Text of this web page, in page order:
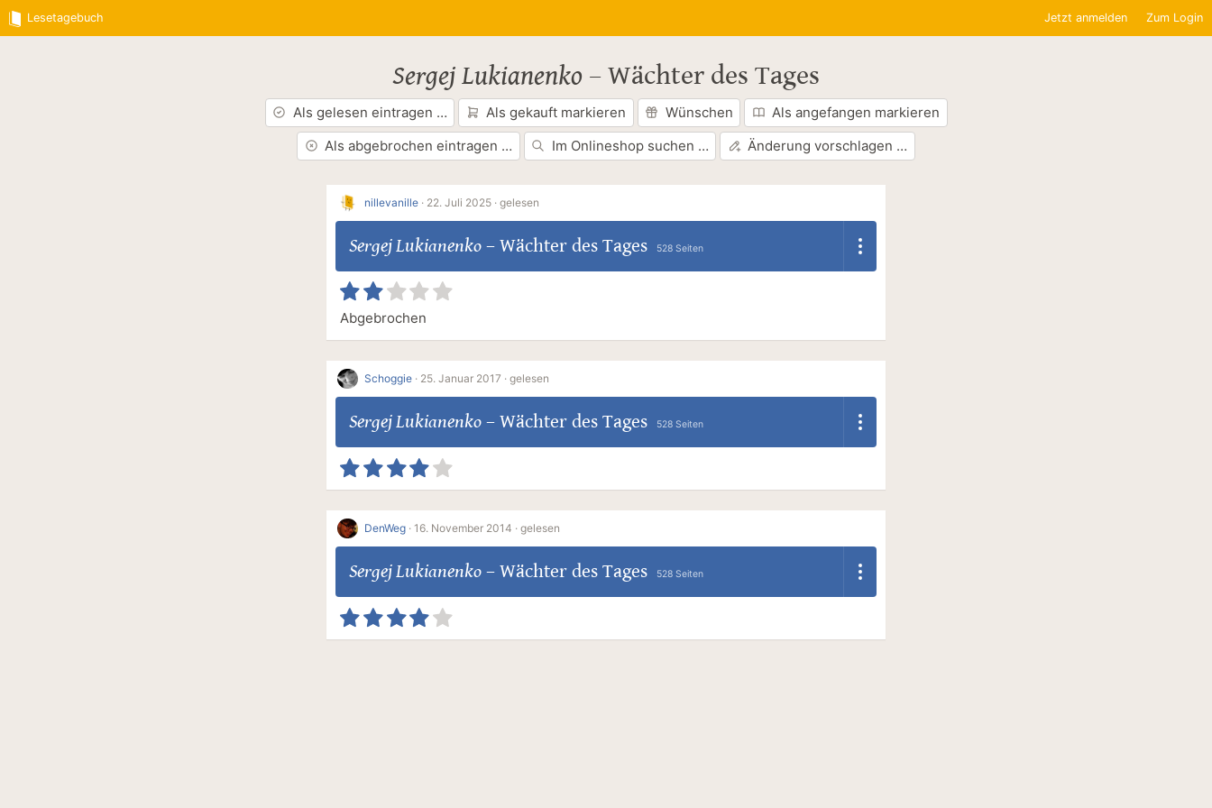
Lesetagebuch Jetzt anmelden Zum Login
Sergej Lukianenko – Wächter des Tages
Als gelesen eintragen … Als gekauft markieren Wünschen
Als angefangen markieren
Als abgebrochen eintragen …
Im Onlineshop suchen … Änderung vorschlagen …
nillevanille · 22. Juli 2025 · gelesen
Sergej Lukianenko– Wächter des Tages 528 Seiten
Abgebrochen
Schoggie · 25. Januar 2017 · gelesen
Sergej Lukianenko– Wächter des Tages 528 Seiten
DenWeg · 16. November 2014 · gelesen
Sergej Lukianenko– Wächter des Tages 528 Seiten